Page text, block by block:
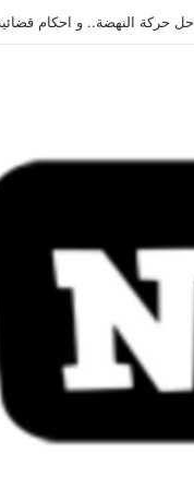
حل حركة النهضة.. و احكام قضائية في